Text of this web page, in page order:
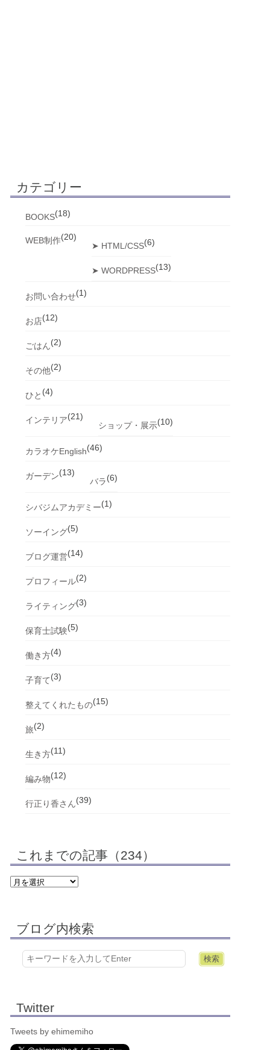
カテゴリー
BOOKS(18)
WEB制作(20)
➤ HTML/CSS(6)
➤ WORDPRESS(13)
お問い合わせ(1)
お店(12)
ごはん(2)
その他(2)
ひと (4)
インテリア(21)
ショップ・展示(10)
カラオケEnglish(46)
ガーデン(13)
バラ(6)
シバジムアカデミー(1)
ソーイング(5)
ブログ運営(14)
プロフィール(2)
ライティング(3)
保育士試験(5)
働き方(4)
子育て(3)
整えてくれたもの(15)
旅(2)
生き方(11)
編み物(12)
行正り香さん(39)
これまでの記事（234）
ブログ内検索
Twitter
Tweets by ehimemiho